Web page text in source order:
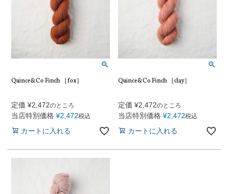
Quince&Co Finch ［fox］
定価 ¥2,472のところ
当店特別価格 ¥2,472税込
カートに入れる
Quince&Co Finch ［clay］
定価 ¥2,472のところ
当店特別価格 ¥2,472税込
カートに入れる